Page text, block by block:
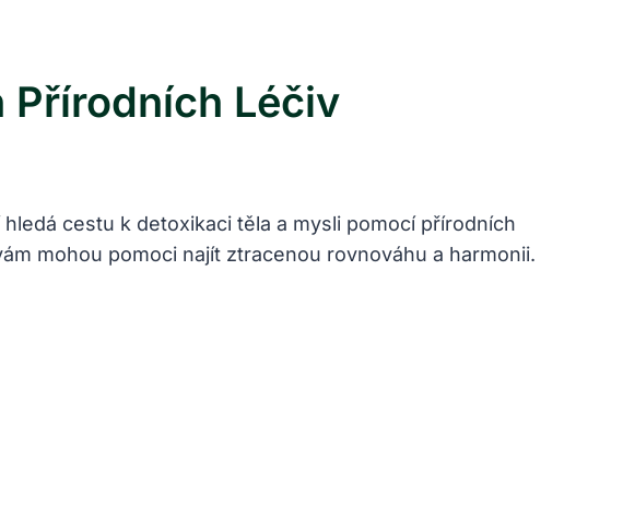
Přírodních Léčiv
cestu k detoxikaci těla a mysli pomocí přírodních
mohou pomoci najít ztracenou rovnováhu a harmonii.